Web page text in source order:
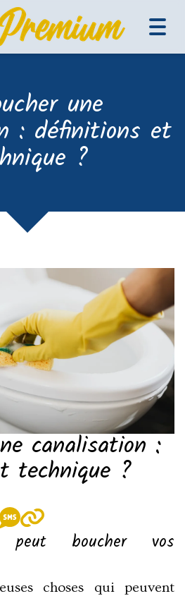
une
: définitions et
?
canalisation :
technique ?
peut boucher vos
choses qui peuvent